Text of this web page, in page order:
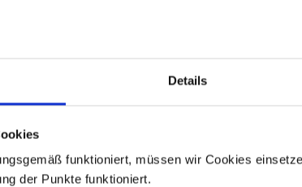
Details
funktioniert, müssen wir Cookies
der Punkte funktioniert.
für eine Freude und Ehre für uns alle
„The Taste Of